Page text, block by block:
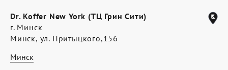
Dr. Koffer New York (ТЦ Грин Сити)
г. Минск
Минск, ул. Притыцкого,156
Минск